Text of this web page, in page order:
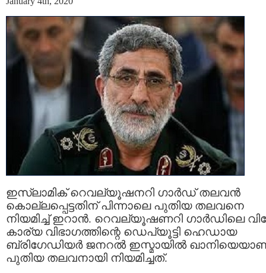
ഇസ്ലാമിക് റെവല്യൂഷനറി ഗാര്‍ഡ് തലവന്‍
കൊല്ലപ്പെട്ടതിന് പിന്നാലെ പുതിയ തലവനെ
നിയമിച്ച് ഇറാന്‍. റെവല്യൂഷണറി ഗാര്‍ഡിലെ
കാര്യ വിഭാഗത്തിന്റെ ഡെപ്യൂട്ടി ഹെഡായ
ബ്രിഗേഡിയര്‍ ജനറല്‍ ഇസ്മായില്‍
പുതിയ തലവനായി നിയമിച്ചത്.